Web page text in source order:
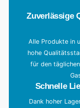
Zuverlässige
Alle Produkte in
hohe
für den
Schnelle
Dank hoher